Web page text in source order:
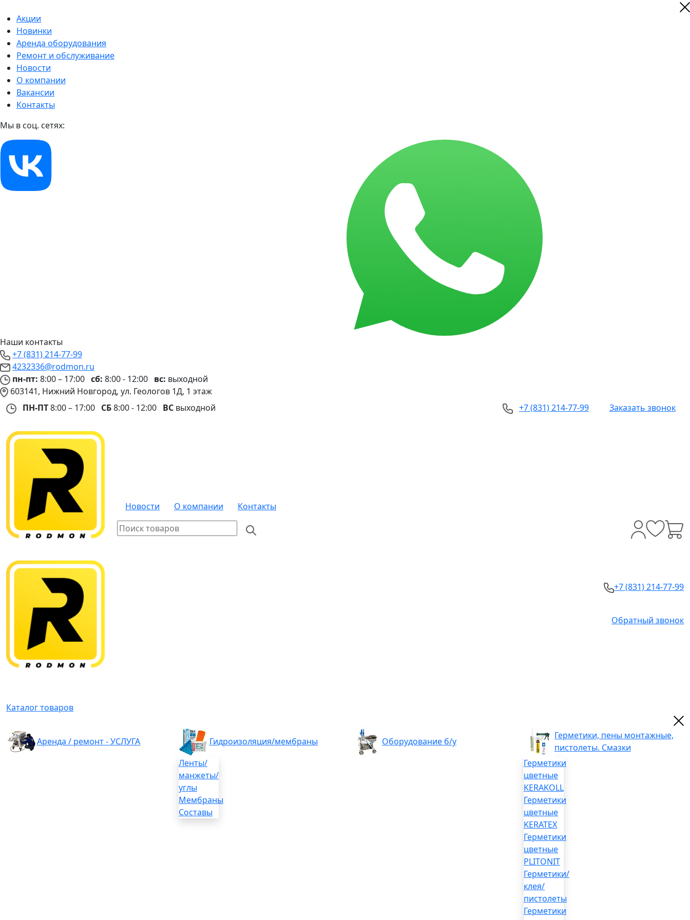
Акции
Новинки
Аренда оборудования
Ремонт и обслуживание
Новости
О компании
Вакансии
Контакты
Мы в соц. сетях:
Наши контакты
+7 (831) 214-77-99
4232336@rodmon.ru
пн-пт: 8:00 – 17:00 сб: 8:00 - 12:00 вс: выходной
603141, Нижний Новгород, ул. Геологов 1Д, 1 этаж
ПН-ПТ8:00 – 17:00 СБ8:00 - 12:00 ВС выходной +7 (831) 214-77-99 Заказать звонок
Новости О компании Контакты
+7 (831) 214-77-99
Обратный звонок
Каталог товаров
Аренда / ремонт - УСЛУГА
Гидроизоляция/мембраны
Ленты/
манжеты/
углы
Мембраны
Составы
Оборудование б/у
Герметики, пены монтажные,
пистолеты. Смазки
Герметики
цветные
KERAKOLL
Герметики
цветные
KERATEX
Герметики
цветные
PLITONIT
Герметики/
клея/
пистолеты
Герметики